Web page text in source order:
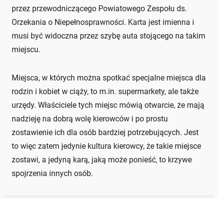
przez przewodniczącego Powiatowego Zespołu ds.
Orzekania o Niepełnosprawności. Karta jest imienna i
musi być widoczna przez szybę auta stojącego na takim
miejscu.
Miejsca, w których można spotkać specjalne miejsca dla
rodzin i kobiet w ciąży, to m.in. supermarkety, ale także
urzędy. Właściciele tych miejsc mówią otwarcie, że mają
nadzieję na dobrą wolę kierowców i po prostu
zostawienie ich dla osób bardziej potrzebujących. Jest
to więc zatem jedynie kultura kierowcy, że takie miejsce
zostawi, a jedyną karą, jaką może ponieść, to krzywe
spojrzenia innych osób.